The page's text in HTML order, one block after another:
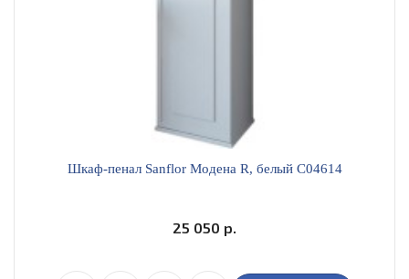
Шкаф-пенал Sanflor Модена R, белый C04614
25 050 р.